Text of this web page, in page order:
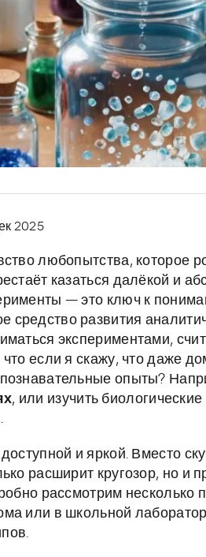
2025
любопытства,
казаться далёкой и
— это ключ к
средство развития
экспериментами,
если я скажу, что даже
опыты?
, или изучить
.
и яркой. Вместо
расширит кругозор, но и
рассмотрим несколько
или в школьной